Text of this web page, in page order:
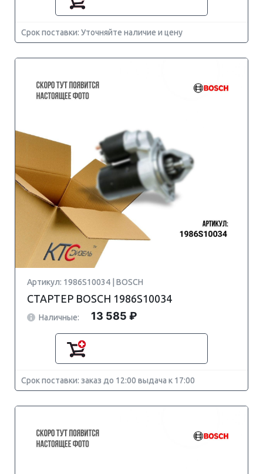
Срок поставки: Уточняйте наличие и цену
Артикул: 1986S10034 | BOSCH
СТАРТЕР BOSCH 1986S10034
Наличные: 13 585 ₽
Срок поставки: заказ до 12:00 выдача к 17:00